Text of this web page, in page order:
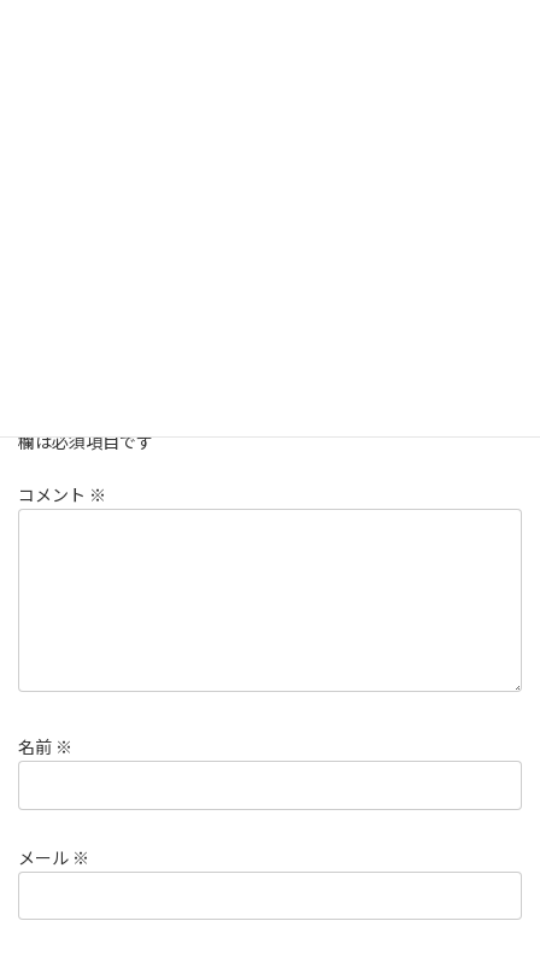
欄は必須項目です
コメント ※
名前 ※
メール ※